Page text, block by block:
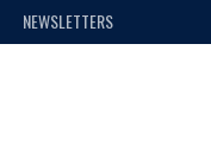
NEWSLETTERS